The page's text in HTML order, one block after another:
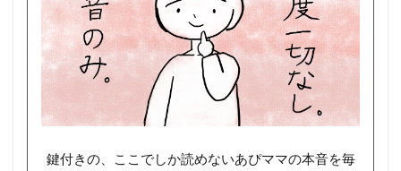
鍵付きの、ここでしか読めないあぴママの本音を毎